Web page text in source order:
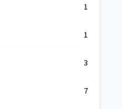
1
1
3
7